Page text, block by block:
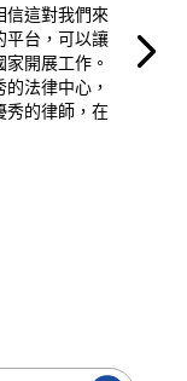
信這對我們來
平台，可以讓
開展工作。
法律中心，
秀的律師，在